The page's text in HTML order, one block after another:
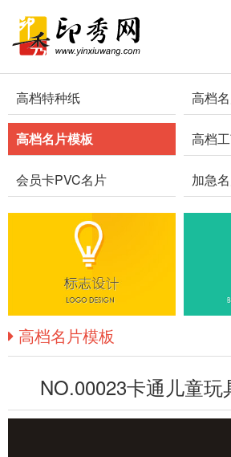
高档特种纸 高档
高档名片模板 高档
会员卡PVC名片 加急
高档名片模板
NO.00023卡通儿童玩